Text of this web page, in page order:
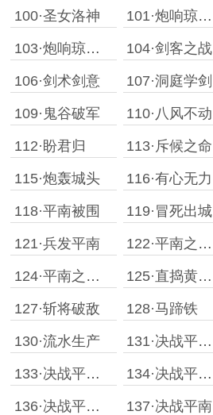
100·圣女洛神 101·炮响琼州［上］ 为你诺安好，那还得了。的玉佩加更
103·炮响琼州［下］ 104·剑客之战
106·剑术剑意 107·洞庭学剑
109·鬼谷破军 110·八风不动
112·盼君归 113·斥候之命
115·炮轰城头 116·有心无力
118·平南被围 119·冒死出城
121·兵发平南 122·平南之战［上］
124·平南之战［下］ 125·直捣黄龙［上］
127·斩将破敌 128·马蹄铁
130·流水生产 131·决战平南［一］
133·决战平南［三］ 134·决战平南［四］
136·决战平南［六］ 137·决战平南